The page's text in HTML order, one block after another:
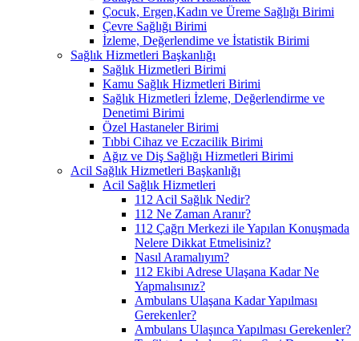
Çocuk, Ergen,Kadın ve Üreme Sağlığı Birimi
Çevre Sağlığı Birimi
İzleme, Değerlendime ve İstatistik Birimi
Sağlık Hizmetleri Başkanlığı
Sağlık Hizmetleri Birimi
Kamu Sağlık Hizmetleri Birimi
Sağlık Hizmetleri İzleme, Değerlendirme ve
Denetimi Birimi
Özel Hastaneler Birimi
Tıbbi Cihaz ve Eczacilik Birimi
Ağız ve Diş Sağlığı Hizmetleri Birimi
Acil Sağlık Hizmetleri Başkanlığı
Acil Sağlık Hizmetleri
112 Acil Sağlık Nedir?
112 Ne Zaman Aranır?
112 Çağrı Merkezi ile Yapılan Konuşmada
Nelere Dikkat Etmelisiniz?
Nasıl Aramalıyım?
112 Ekibi Adrese Ulaşana Kadar Ne
Yapmalısınız?
Ambulans Ulaşana Kadar Yapılması
Gerekenler?
Ambulans Ulaşınca Yapılması Gerekenler?